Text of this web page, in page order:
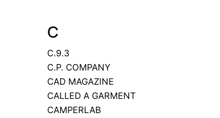
C
C.9.3
C.P. COMPANY
CAD MAGAZINE
CALLED A GARMENT
CAMPERLAB